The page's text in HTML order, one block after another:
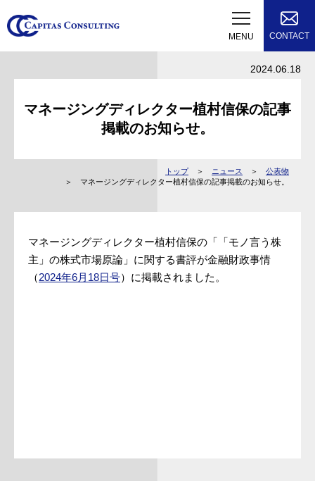
MENU CONTACT
2024.06.18
マネージングディレクター植村信保の記事
掲載のお知らせ。
トップ ニュース
公表物
マネージングディレクター植村信保の記事掲載のお知らせ。
マネージングディレクター植村信保の「「モノ言う株
主」の株式市場原論」に関する書評が金融財政事情
（2024年6月18日号）に掲載されました。